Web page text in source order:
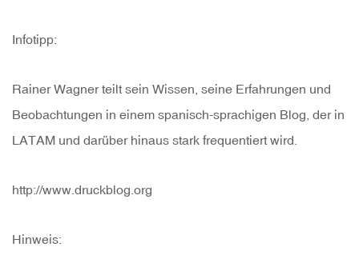
Infotipp:
Rainer Wagner teilt sein Wissen, seine Erfahrungen und
Beobachtungen in einem spanisch-sprachigen Blog, der in
LATAM und darüber hinaus stark frequentiert wird.
http://www.druckblog.org
Hinweis: